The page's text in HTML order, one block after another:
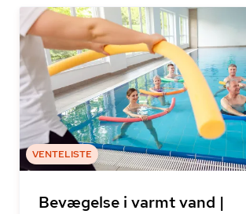
VENTELISTE
Bevægelse i varmt vand |